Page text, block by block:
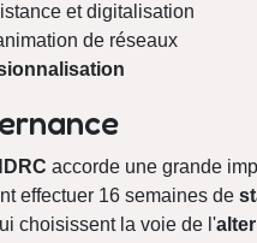
et digitalisation
de réseaux
accorde une grande
effectuer 16 semaines de
choisissent la voie de l'